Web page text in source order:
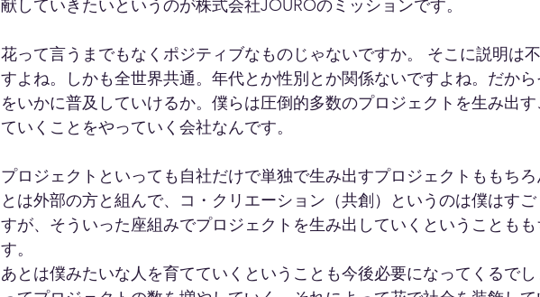
献していきたいというのが株式会社JOUROのミッションです。
花って言うまでもなくポジティブなものじゃないですか。 そこに説明は
すよね。しかも全世界共通。年代とか性別とか関係ないですよね。だか
をいかに普及していけるか。僕らは圧倒的多数のプロジェクトを生み出
ていくことをやっていく会社なんです。
プロジェクトといっても自社だけで単独で生み出すプロジェクトももち
とは外部の方と組んで、コ・クリエーション（共創）というのは僕はす
すが、そういった座組みでプロジェクトを生み出していくということもも
す。
あとは僕みたいな人を育てていくということも今後必要になってくるでし